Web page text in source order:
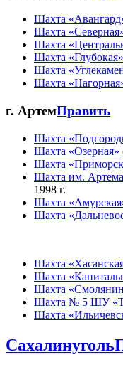
Шахта
Шахта
Шахта
Шахта
Шахта
Шахта
г. АртемПравить
Шахта
Шахта «Озерная»
Шахта
Шахта им.
1998 г.
Шахта
Шахта
Шахта
Шахта
Шахта
Шахта № 5 ШУ
Шахта
Сахалинуголь